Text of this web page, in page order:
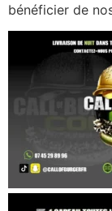
bénéficier de